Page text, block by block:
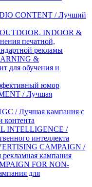
CONTENT / Лучший
INDOOR &
печатной,
рекламы
&
для обучения и
юмор
/ Лучшая
/ Лучшая кампания с
контента
INTELLIGENCE /
интеллекта
CAMPAIGN /
кампания
FOR NON-
для